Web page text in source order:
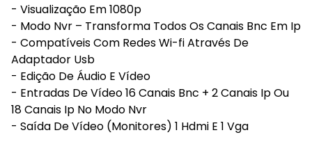
- Visualização Em 1080p
- Modo Nvr – Transforma Todos Os Canais Bnc Em Ip
- Compatíveis Com Redes Wi-fi Através De
Adaptador Usb
- Edição De Áudio E Vídeo
- Entradas De Vídeo 16 Canais Bnc + 2 Canais Ip Ou
18 Canais Ip No Modo Nvr
- Saída De Vídeo (Monitores) 1 Hdmi E 1 Vga